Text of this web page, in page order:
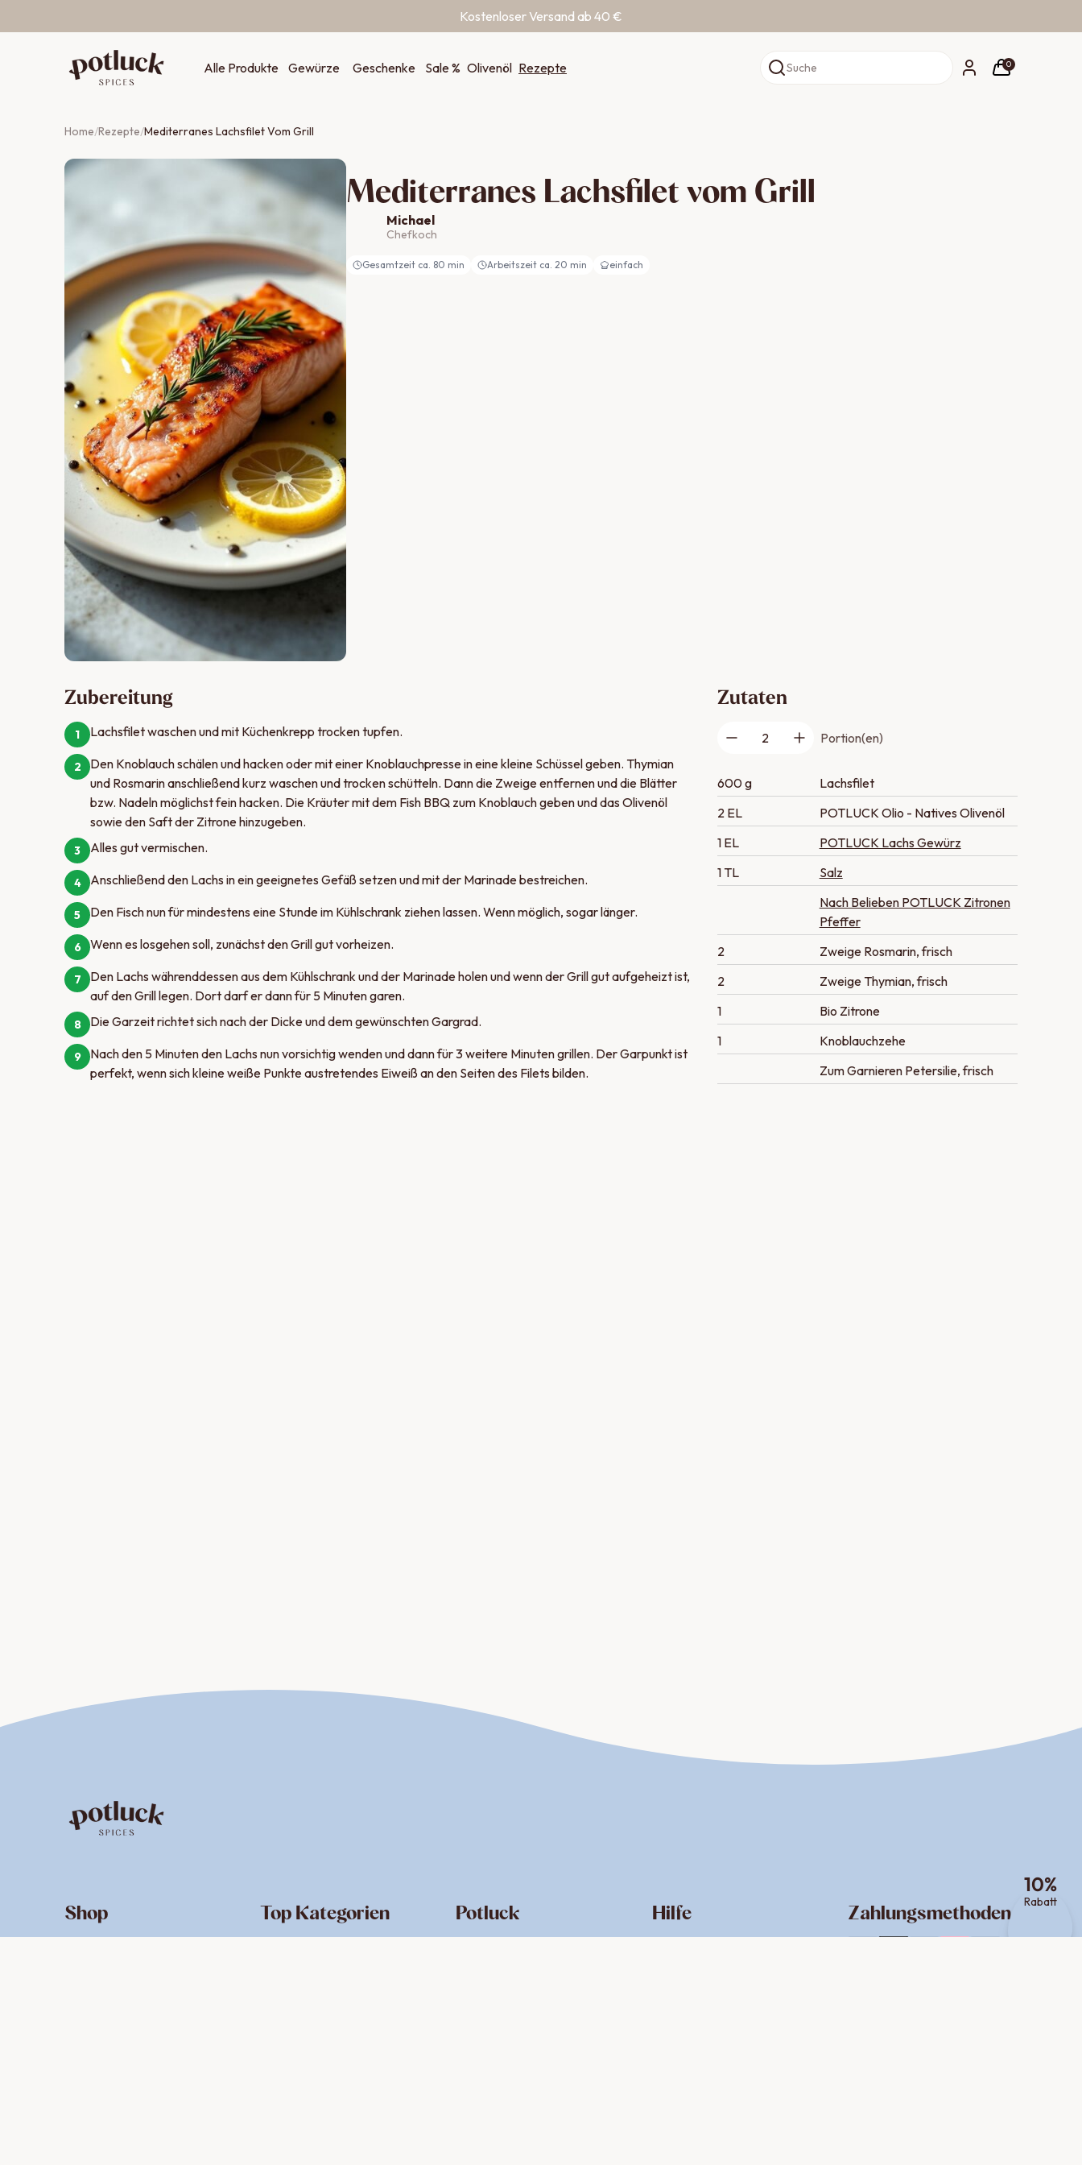
Kostenloser Versand ab 40 €
Alle Produkte Gewürze Geschenke Sale % Olivenöl Rezepte Suche 0
Home/Rezepte/Mediterranes Lachsfilet Vom Grill
Mediterranes Lachsfilet vom Grill
Michael
Chefkoch
Gesamtzeit ca. 80 min Arbeitszeit ca. 20 min einfach
Zubereitung
1 Lachsfilet waschen und mit Küchenkrepp trocken tupfen.
2
Den Knoblauch schälen und hacken oder mit einer Knoblauchpresse in eine kleine Schüssel geben. Thymian
und Rosmarin anschließend kurz waschen und trocken schütteln. Dann die Zweige entfernen und die Blätter
bzw. Nadeln möglichst fein hacken. Die Kräuter mit dem Fish BBQ zum Knoblauch geben und das Olivenöl
sowie den Saft der Zitrone hinzugeben.
3 Alles gut vermischen.
4 Anschließend den Lachs in ein geeignetes Gefäß setzen und mit der Marinade bestreichen.
5 Den Fisch nun für mindestens eine Stunde im Kühlschrank ziehen lassen. Wenn möglich, sogar länger.
6 Wenn es losgehen soll, zunächst den Grill gut vorheizen.
7
Den Lachs währenddessen aus dem Kühlschrank und der Marinade holen und wenn der Grill gut aufgeheizt ist,
auf den Grill legen. Dort darf er dann für 5 Minuten garen.
8 Die Garzeit richtet sich nach der Dicke und dem gewünschten Gargrad.
9
Nach den 5 Minuten den Lachs nun vorsichtig wenden und dann für 3 weitere Minuten grillen. Der Garpunkt ist
perfekt, wenn sich kleine weiße Punkte austretendes Eiweiß an den Seiten des Filets bilden.
Zutaten
2 Portion(en)
600 g
Lachsfilet
2 EL
POTLUCK Olio - Natives Olivenöl
1 EL
POTLUCK Lachs Gewürz
1 TL
Salz
Nach Belieben POTLUCK Zitronen
Pfeffer
2
Zweige Rosmarin, frisch
2
Zweige Thymian, frisch
1
Bio Zitrone
1
Knoblauchzehe
Zum Garnieren Petersilie, frisch
10%
Rabatt
Shop Top Kategorien Potluck Hilfe Zahlungsmethoden